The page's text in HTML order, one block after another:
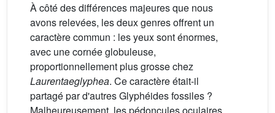
À côté des différences majeures que nous
avons relevées, les deux genres offrent un
caractère commun : les yeux sont énormes,
avec une cornée globuleuse,
proportionnellement plus grosse chez
Laurentaeglyphea. Ce caractère était-il
partagé par d'autres Glyphéides fossiles ?